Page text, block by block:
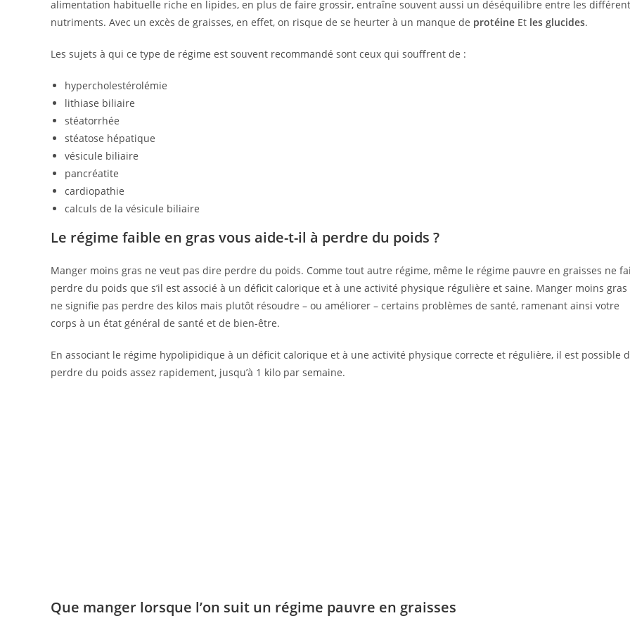
alimentation habituelle riche en lipides, en plus de faire grossir, entraîne souvent aussi un déséquilibre entre les
nutriments. Avec un excès de graisses, en effet, on risque de se heurter à un manque de protéine Et les glucides.
Les sujets à qui ce type de régime est souvent recommandé sont ceux qui souffrent de :
hypercholestérolémie
lithiase biliaire
stéatorrhée
stéatose hépatique
vésicule biliaire
pancréatite
cardiopathie
calculs de la vésicule biliaire
Le régime faible en gras vous aide-t-il à perdre du poids ?
Manger moins gras ne veut pas dire perdre du poids. Comme tout autre régime, même le régime pauvre en graisses ne
perdre du poids que s’il est associé à un déficit calorique et à une activité physique régulière et saine. Manger moins gras
ne signifie pas perdre des kilos mais plutôt résoudre – ou améliorer – certains problèmes de santé, ramenant ainsi votre
corps à un état général de santé et de bien-être.
En associant le régime hypolipidique à un déficit calorique et à une activité physique correcte et régulière, il est possible
perdre du poids assez rapidement, jusqu’à 1 kilo par semaine.
Que manger lorsque l’on suit un régime pauvre en graisses